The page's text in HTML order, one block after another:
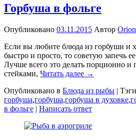
Горбуша в фольге
Опубликовано 03.11.2015 Автор
Если вы любите блюда из горбуши и
быстро и просто, то советую запечь
Лучше всего это делать порционно и
стейками, Читать далее →
Опубликовано в Блюда из рыбы |
горбуша,горбуша,горбуша в духовке,
в фольге | Написать ответ